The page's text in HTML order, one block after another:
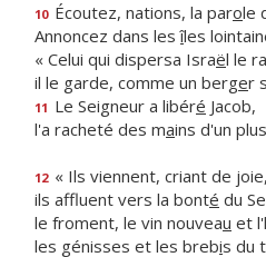
10 Écoutez, nations, la parole
Annoncez dans lesîles
« Celui qui dispersa Israël le
il le garde, comme un berger
11 Le Seigneur a libéré Jacob,
l'a racheté des mains d'un
12 « Ils viennent, criant de
ils affluent vers la bonté du
le froment, le vin nouveau et
les génisses et les brebis du